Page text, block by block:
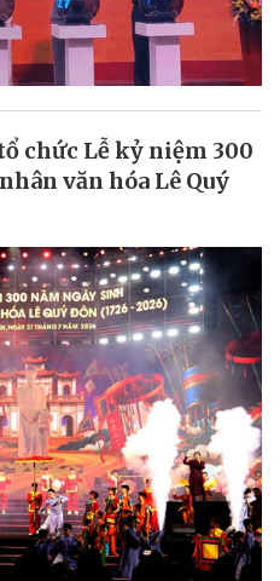
chức Lễ kỷ niệm 300
văn hóa Lê Quý